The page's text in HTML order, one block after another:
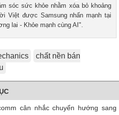
sóc sức khỏe nhằm xóa bỏ khoảng
Việt được Samsung nhấn mạnh tại
lai - Khỏe mạnh cùng AI".
chất nền bán
cân nhắc chuyển hướng sang